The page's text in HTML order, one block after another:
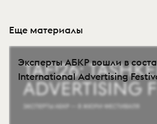
Еще материалы
Эксперты АБКР вошли в
International Advertising